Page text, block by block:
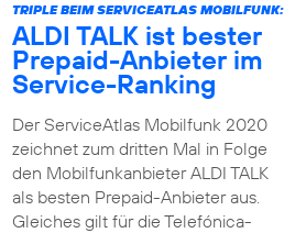
TRIPLE BEIM SERVICEATLAS MOBILFUNK:
ALDI TALK ist bester
Prepaid-Anbieter im
Service-Ranking
Der ServiceAtlas Mobilfunk 2020
zeichnet zum dritten Mal in Folge
den Mobilfunkanbieter ALDI TALK
als besten Prepaid-Anbieter aus.
Gleiches gilt für die Telefónica-